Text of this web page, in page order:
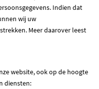
Indien dat
wij uw
Meer daarover leest
website, ook op de hoogte
diensten: